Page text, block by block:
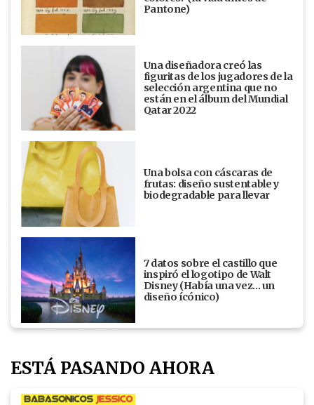
Pantone)
Una diseñadora creó las
figuritas de los jugadores de la
selección argentina que no
están en el álbum del Mundial
Qatar 2022
Una bolsa con cáscaras de
frutas: diseño sustentable y
biodegradable para llevar
7 datos sobre el castillo que
inspiró el logotipo de Walt
Disney (Había una vez... un
diseño ícónico)
ESTÁ PASANDO AHORA